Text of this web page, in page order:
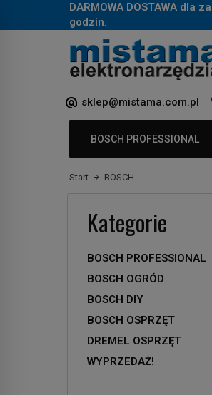
DARMOWA DOSTAWA dla
godzin.
sklep@mistama.com.pl
BOSCH PROFESSIONAL
Start BOSCH
Kategorie
BOSCH PROFESSIONAL
BOSCH OGRÓD
BOSCH DIY
BOSCH OSPRZĘT
DREMEL OSPRZĘT
WYPRZEDAŻ!